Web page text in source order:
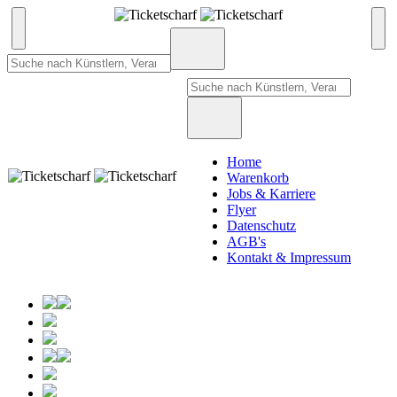
Home
Warenkorb
Jobs & Karriere
Flyer
Datenschutz
AGB's
Kontakt & Impressum